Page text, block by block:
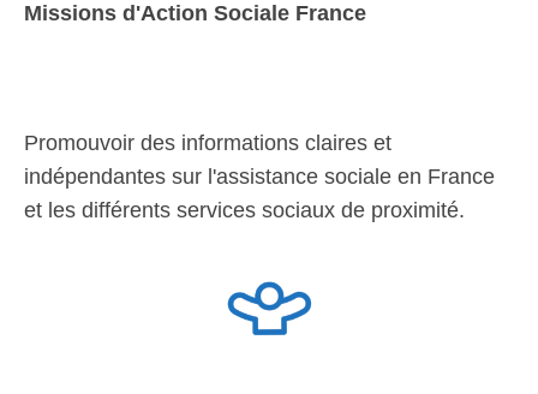
Missions d'Action Sociale France
Promouvoir des informations claires et
indépendantes sur l'assistance sociale en France
et les différents services sociaux de proximité.